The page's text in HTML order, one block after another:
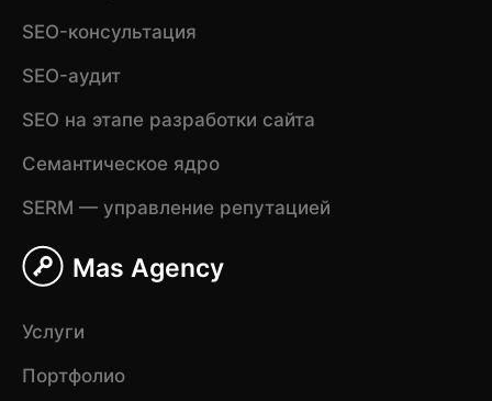
Mas Agency
Услуги
Портфолио
SEO-консультация
SEO-аудит
SEO на этапе разработки сайта
Семантическое ядро
SERM — управление репутацией